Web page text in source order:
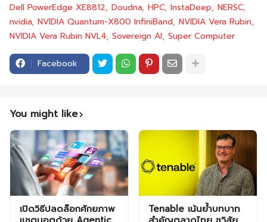
Dell PowerEdge XE8812 Doudna HPC InstaDeep NERSC
nvidia NVIDIA Quantum-X800 InfiniBand NVIDIA Vera Rubin
NVIDIA Vera Rubin NVL4 Sovereign AI Super Computer
Facebook
You might like
เปิดวิธีปลดล็อกศักยภาพ
Tenable เน้นย้ำบทบาท